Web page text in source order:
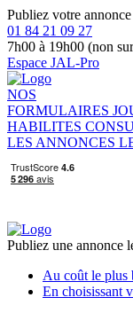
Publiez votre
01 84 21 09 27
7h00 à 19h00 (non
Espace JAL-Pro
NOS
FORMULAIRES
HABILITES
LES ANNONCES
Publiez une annonce
Au coût le plus
En choisissant